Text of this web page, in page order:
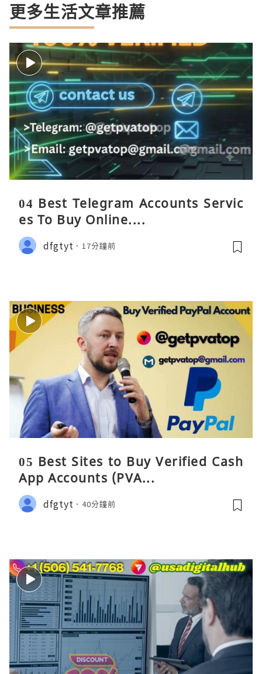
更多生活文章推薦
04 Best Telegram Accounts Servic
es To Buy Online....
dfgtyt 17分鐘前
05 Best Sites to Buy Verified Cash
App Accounts (PVA...
dfgtyt 40分鐘前